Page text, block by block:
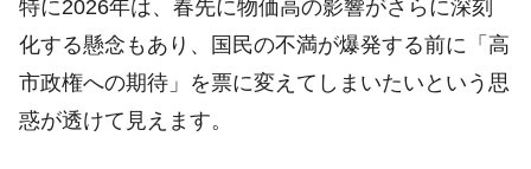
特に2026年は、春先に物価高の影響がさらに深刻
化する懸念もあり、国民の不満が爆発する前に「高
市政権への期待」を票に変えてしまいたいという思
惑が透けて見えます。